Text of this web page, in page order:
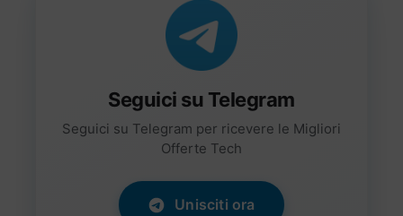
Seguici su Telegram
Seguici su Telegram per ricevere le Migliori
Offerte Tech
Unisciti ora